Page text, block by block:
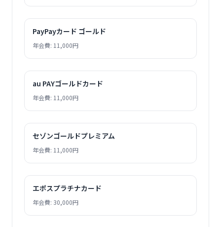
PayPayカード ゴールド
年会費: 11,000円
au PAYゴールドカード
年会費: 11,000円
セゾンゴールドプレミアム
年会費: 11,000円
エポスプラチナカード
年会費: 30,000円